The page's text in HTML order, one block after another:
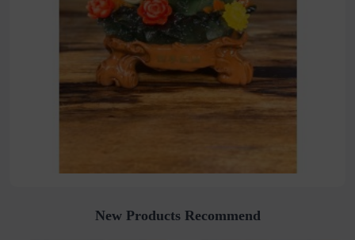
New Products Recommend